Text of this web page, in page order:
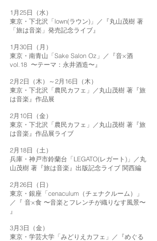
1月25日（水）
東京・下北沢「lown(ラウン)」／『丸山茂樹 著
「旅は音楽」発売記念ライブ』
1月30日（月）
東京・南青山「Sake Salon Oz」／『音×酒
vol.18 〜テーマ：永井酒造〜』
2月2日（木）～2月16日（木）
東京・下北沢「農民カフェ」／丸山茂樹 著『旅
は音楽』作品展
2月10日（金）
東京・下北沢「農民カフェ」／丸山茂樹 著『旅
は音楽』作品展ライブ
2月18日（土）
兵庫・神戸市鈴蘭台「LEGATO(レガート)」／丸
山茂樹 著『旅は音楽』出版記念ライブ 関西編
2月26日（日）
東京・銀座「cenaculum（チェナクルーム）」
／『 音×食 〜音楽とフレンチが織りなす風景〜
』
3月3日（金）
東京・学芸大学「みどりえカフェ」／『めぐる